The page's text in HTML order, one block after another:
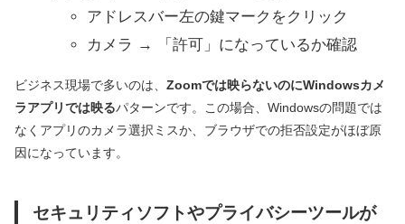
アドレスバー左の鍵マークをクリック
カメラ → 「許可」になっているか確認
ビジネス現場で多いのは、 Zoomでは映らないのにWindowsカメ
ラアプリでは映るパターンです。この場合、Windowsの問題では
なくアプリのカメラ選択ミスか、ブラウザでの拒否設定がほぼ原
因になっています。
セキュリティソフトやプライバシーツールが